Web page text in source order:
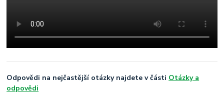
Odpovědi na nejčastější otázky najdete v části Otázky a
odpovědi